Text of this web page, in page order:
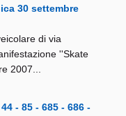
30 settembre
di via
''Skate
2007...
- 85 - 685 - 686 -